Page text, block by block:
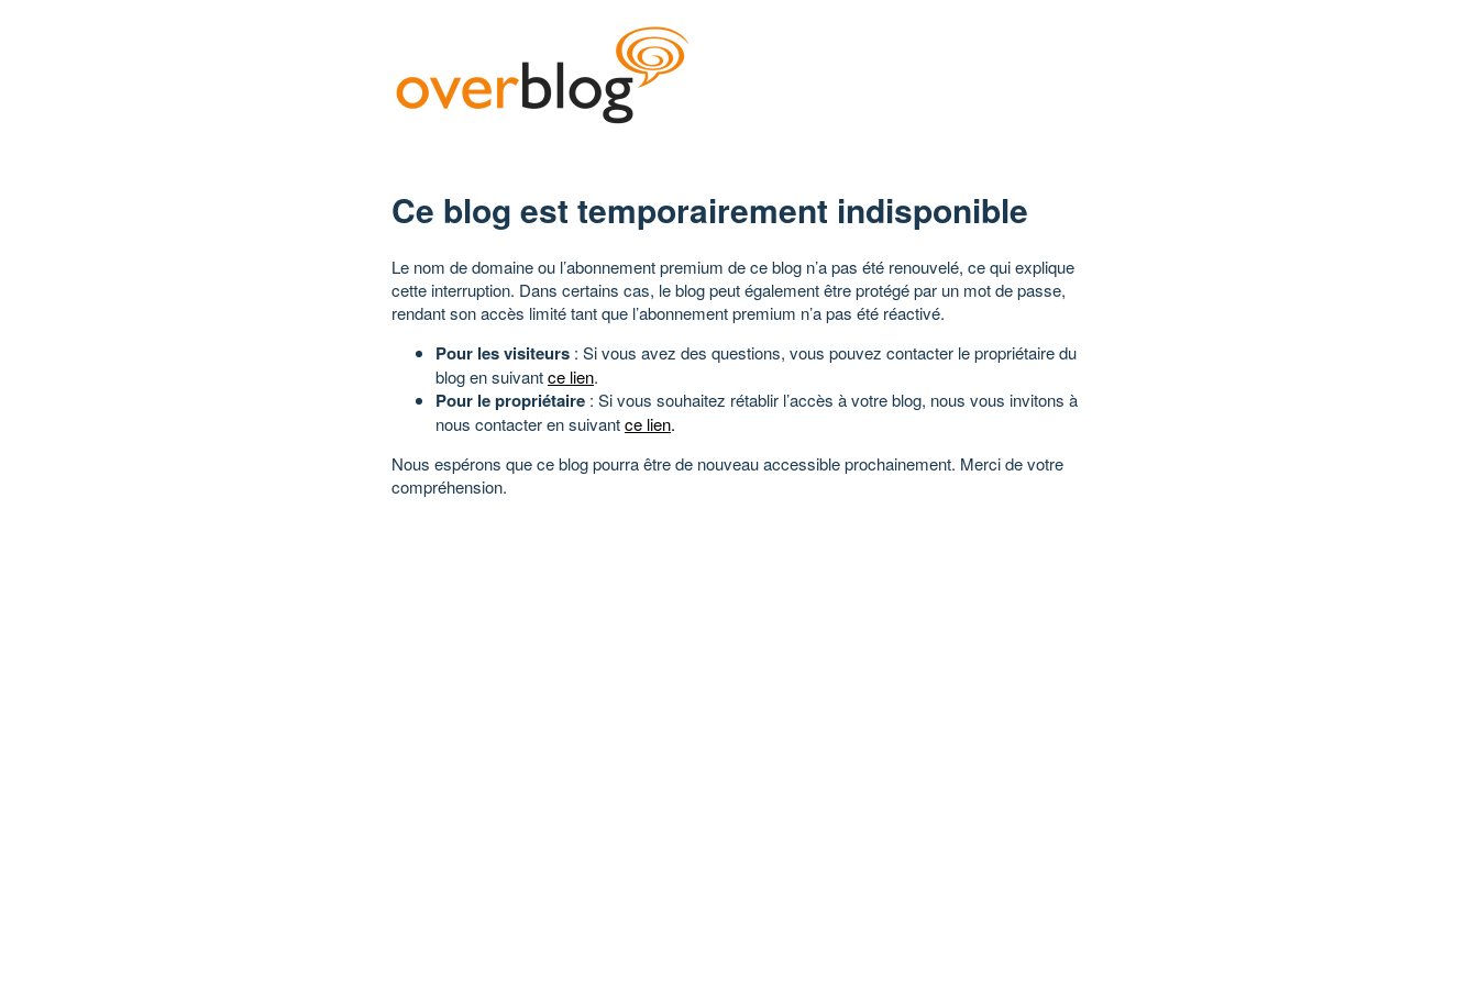
Ce blog est temporairement indisponible
Le nom de domaine ou l’abonnement premium de ce blog n’a pas été renouvelé, ce qui explique
cette interruption. Dans certains cas, le blog peut également être protégé par un mot de passe,
rendant son accès limité tant que l’abonnement premium n’a pas été réactivé.
Pour les visiteurs : Si vous avez des questions, vous pouvez contacter le propriétaire du
blog en suivantce lien.
Pour le propriétaire : Si vous souhaitez rétablir l’accès à votre blog, nous vous invitons à
nous contacter en suivantce lien.
Nous espérons que ce blog pourra être de nouveau accessible prochainement. Merci de votre
compréhension.